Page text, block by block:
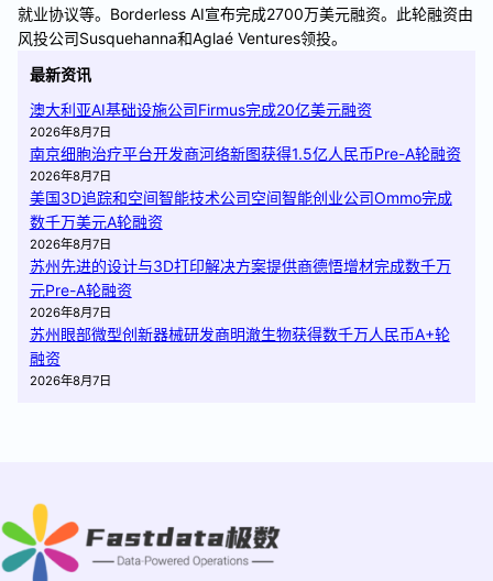
就业协议等。Borderless AI宣布完成2700万美元融资。此轮融资由
风投公司Susquehanna和Aglaé Ventures领投。
最新资讯
澳大利亚AI基础设施公司Firmus完成20亿美元融资
2026年8月7日
南京细胞治疗平台开发商河络新图获得1.5亿人民币Pre-A轮融资
2026年8月7日
美国3D追踪和空间智能技术公司空间智能创业公司Ommo完成
数千万美元A轮融资
2026年8月7日
苏州先进的设计与3D打印解决方案提供商德悟增材完成数千万
元Pre-A轮融资
2026年8月7日
苏州眼部微型创新器械研发商明澈生物获得数千万人民币A+轮
融资
2026年8月7日